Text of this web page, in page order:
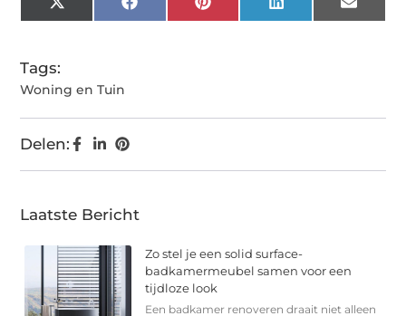
X
(Twitter)
FacebookPinterest LinkedIn Email
Tags:
Woning en Tuin
Delen:
Laatste Bericht
Zo stel je een solid surface-
badkamermeubel samen voor een
tijdloze look
Een badkamer renoveren draait niet alleen